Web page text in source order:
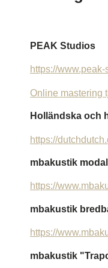
PEAK Studios
https://
Online mastering
Holländska och
https://
mbakustik
https://
mbakustik
https://
mbakustik